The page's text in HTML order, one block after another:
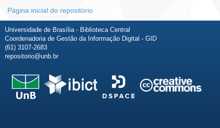
Página inicial do repositório
Universidade de Brasília - Biblioteca Central
Coordenadoria de Gestão da Informação Digital - GID
(61) 3107-2683
repositorio@unb.br